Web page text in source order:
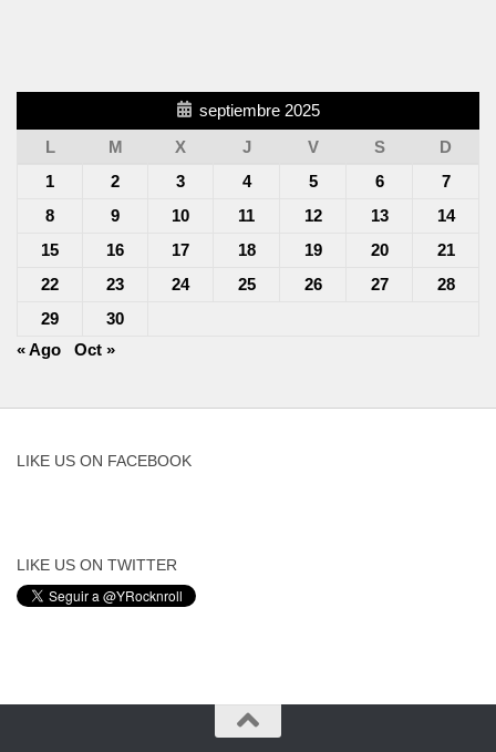
septiembre 2025
L
M X J V S
D
1
2 3 4 5 6
7
8
9 10 11 12 13
14
15
16 17 18 19 20
21
22
23 24 25 26 27
28
29
30
« Ago
Oct »
LIKE US ON FACEBOOK
LIKE US ON TWITTER